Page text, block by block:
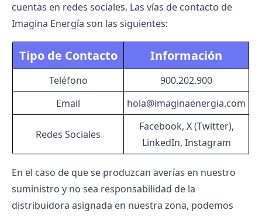
cuentas en redes sociales. Las vías de contacto de
Imagina Energía son las siguientes:
Tipo de Contacto Información
Teléfono
900.202.900
Email
hola@imaginaenergia.com
Redes Sociales
Facebook, X (Twitter),
LinkedIn, Instagram
En el caso de que se produzcan averías en nuestro
suministro y no sea responsabilidad de la
distribuidora asignada en nuestra zona, podemos